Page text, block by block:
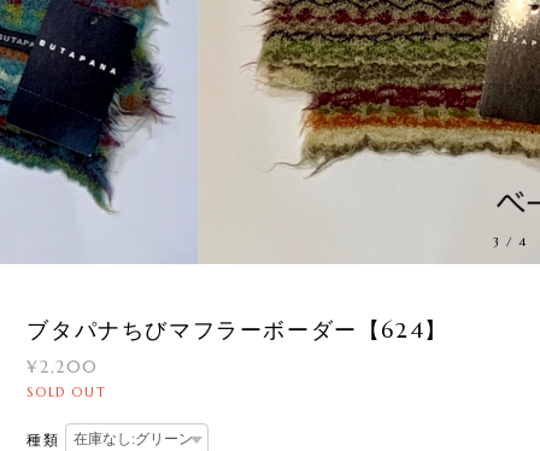
3 /4
ブタパナちびマフラーボーダー【624】
¥2,200
SOLD OUT
種類